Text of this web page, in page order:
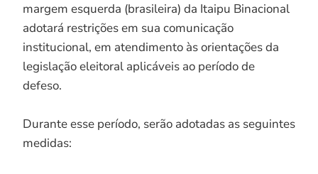
margem esquerda (brasileira) da Itaipu Binacional
adotará restrições em sua comunicação
institucional, em atendimento às orientações da
legislação eleitoral aplicáveis ao período de
defeso.
Durante esse período, serão adotadas as seguintes
medidas: